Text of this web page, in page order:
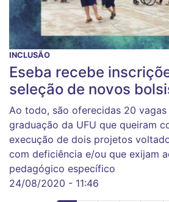
INCLUSÃO
Eseba recebe
seleção de novos
Ao todo, são oferecidas 20
graduação da UFU que queiram
execução de dois projetos
com deficiência e/ou que exijam
pedagógico específico
24/08/2020 - 11:46